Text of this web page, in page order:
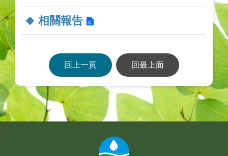
相關報告
回上一頁 回最上面
:::